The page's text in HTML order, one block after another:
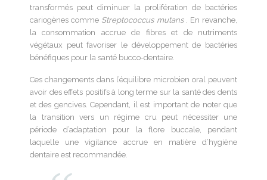
transformés peut diminuer la prolifération de bactéries
cariogènes comme Streptococcus mutans . En revanche,
la consommation accrue de fibres et de nutriments
végétaux peut favoriser le développement de bactéries
bénéfiques pour la santé bucco-dentaire.
Ces changements dans l’équilibre microbien oral peuvent
avoir des effets positifs à long terme sur la santé des dents
et des gencives. Cependant, il est important de noter que
la transition vers un régime cru peut nécessiter une
période d’adaptation pour la flore buccale, pendant
laquelle une vigilance accrue en matière d’hygiène
dentaire est recommandée.